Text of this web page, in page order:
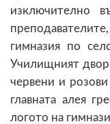
изключително
гимназия по
Училищният двор
червени и
главната алея
логото на